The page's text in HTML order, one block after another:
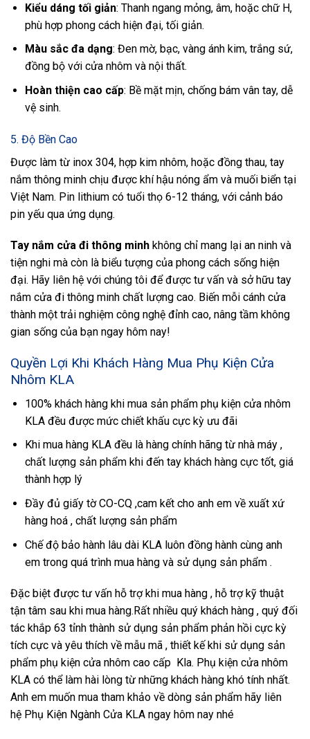
Kiểu dáng tối giản: Thanh ngang mỏng, âm, hoặc chữ H,
phù hợp phong cách hiện đại, tối giản.
Màu sắc đa dạng: Đen mờ, bạc, vàng ánh kim, trắng sứ,
đồng bộ với cửa nhôm và nội thất.
Hoàn thiện cao cấp: Bề mặt mịn, chống bám vân tay, dễ
vệ sinh.
5. Độ Bền Cao
Được làm từ inox 304, hợp kim nhôm, hoặc đồng thau, tay
nắm thông minh chịu được khí hậu nóng ẩm và muối biển tại
Việt Nam. Pin lithium có tuổi thọ 6-12 tháng, với cảnh báo
pin yếu qua ứng dụng.
Tay nắm cửa đi thông minh không chỉ mang lại an ninh và
tiện nghi mà còn là biểu tượng của phong cách sống hiện
đại. Hãy liên hệ với chúng tôi để được tư vấn và sở hữu tay
nắm cửa đi thông minh chất lượng cao. Biến mỗi cánh cửa
thành một trải nghiệm công nghệ đỉnh cao, nâng tầm không
gian sống của bạn ngay hôm nay!
Quyền Lợi Khi Khách Hàng Mua Phụ Kiện Cửa
Nhôm KLA
100% khách hàng khi mua sản phẩm phụ kiện cửa nhôm
KLA đều được mức chiết khấu cực kỳ ưu đãi
Khi mua hàng KLA đều là hàng chính hãng từ nhà máy ,
chất lượng sản phẩm khi đến tay khách hàng cực tốt, giá
thành hợp lý
Đầy đủ giấy tờ CO-CQ ,cam kết cho anh em về xuất xứ
hàng hoá , chất lượng sản phẩm
Chế độ bảo hành lâu dài KLA luôn đồng hành cùng anh
em trong quá trình mua hàng và sử dụng sản phẩm .
Đặc biệt được tư vấn hỗ trợ khi mua hàng , hỗ trợ kỹ thuật
tận tâm sau khi mua hàng.Rất nhiều quý khách hàng , quý đối
tác khắp 63 tỉnh thành sử dụng sản phẩm phản hồi cực kỳ
tích cực và yêu thích về mẫu mã , thiết kế khi sử dụng sản
phẩm phụ kiện cửa nhôm cao cấp Kla. Phụ kiện cửa nhôm
KLA có thể làm hài lòng từ những khách hàng khó tính nhất.
Anh em muốn mua tham khảo về dòng sản phẩm hãy liên
hệ Phụ Kiện Ngành Cửa KLA ngay hôm nay nhé